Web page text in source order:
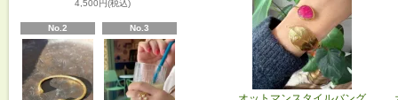
4,500円(税込)
No.2 No.3